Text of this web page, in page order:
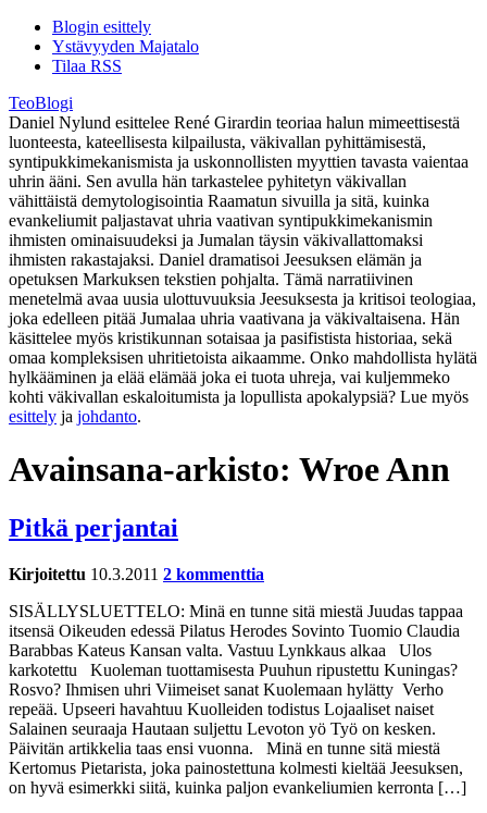
Blogin esittely
Ystävyyden Majatalo
Tilaa RSS
TeoBlogi
Daniel Nylund esittelee René Girardin teoriaa halun mimeettisestä
luonteesta, kateellisesta kilpailusta, väkivallan pyhittämisestä,
syntipukkimekanismista ja uskonnollisten myyttien tavasta vaientaa
uhrin ääni. Sen avulla hän tarkastelee pyhitetyn väkivallan
vähittäistä demytologisointia Raamatun sivuilla ja sitä, kuinka
evankeliumit paljastavat uhria vaativan syntipukkimekanismin
ihmisten ominaisuudeksi ja Jumalan täysin väkivallattomaksi
ihmisten rakastajaksi. Daniel dramatisoi Jeesuksen elämän ja
opetuksen Markuksen tekstien pohjalta. Tämä narratiivinen
menetelmä avaa uusia ulottuvuuksia Jeesuksesta ja kritisoi teologiaa,
joka edelleen pitää Jumalaa uhria vaativana ja väkivaltaisena. Hän
käsittelee myös kristikunnan sotaisaa ja pasifistista historiaa, sekä
omaa kompleksisen uhritietoista aikaamme. Onko mahdollista hylätä
hylkääminen ja elää elämää joka ei tuota uhreja, vai kuljemmeko
kohti väkivallan eskaloitumista ja lopullista apokalypsiä? Lue myös
esittely ja johdanto.
Avainsana-arkisto: Wroe Ann
Pitkä perjantai
Kirjoitettu 10.3.2011 2 kommenttia
SISÄLLYSLUETTELO: Minä en tunne sitä miestä Juudas tappaa
itsensä Oikeuden edessä Pilatus Herodes Sovinto Tuomio Claudia
Barabbas Kateus Kansan valta. Vastuu Lynkkaus alkaa Ulos
karkotettu Kuoleman tuottamisesta Puuhun ripustettu Kuningas?
Rosvo? Ihmisen uhri Viimeiset sanat Kuolemaan hylätty Verho
repeää. Upseeri havahtuu Kuolleiden todistus Lojaaliset naiset
Salainen seuraaja Hautaan suljettu Levoton yö Työ on kesken.
Päivitän artikkelia taas ensi vuonna. Minä en tunne sitä miestä
Kertomus Pietarista, joka painostettuna kolmesti kieltää Jeesuksen,
on hyvä esimerkki siitä, kuinka paljon evankeliumien kerronta […]